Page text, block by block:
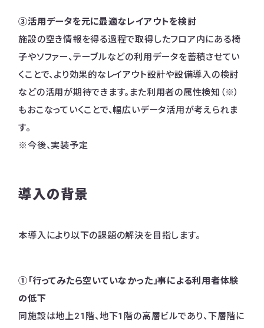
③活用データを元に最適なレイアウトを検討
施設の空き情報を得る過程で取得したフロア内にある椅
子やソファー、テーブルなどの利用データを蓄積させてい
くことで、より効果的なレイアウト設計や設備導入の検討
などの活用が期待できます。また利用者の属性検知（※）
もおこなっていくことで、幅広いデータ活用が考えられま
す。
※今後、実装予定
導入の背景
本導入により以下の課題の解決を目指します。
①「行ってみたら空いていなかった」事による利用者体験
の低下
同施設は地上21階、地下1階の高層ビルであり、下層階に